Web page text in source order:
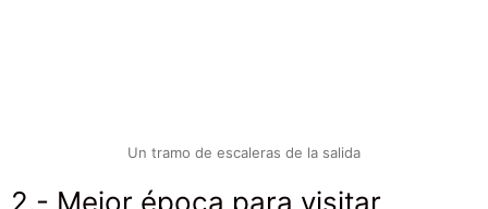
Un tramo de escaleras de la salida
2.- Mejor época para visitar